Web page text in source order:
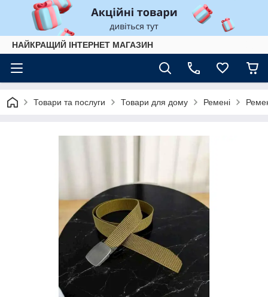
НАЙКРАЩИЙ ІНТЕРНЕТ МАГАЗИН
Товари та послуги Товари для дому Ремені